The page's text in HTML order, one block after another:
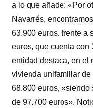
a lo que añade: «Por
Navarrés,
63.900 euros, frente a
euros, que cuenta con
entidad destaca, en el
vivienda unifamiliar de
68.800 euros, «siendo
de 97.700 euros».